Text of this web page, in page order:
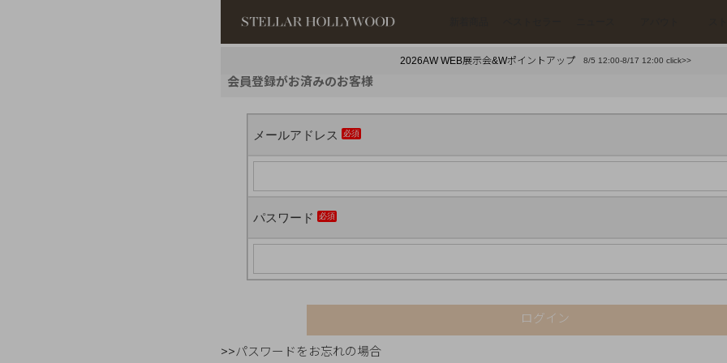
#¥10,000以下プチプラアクセ
#スタッフイチ押し（通勤パールアクセ） ＃写真映えアクセ
2026AW WEB展示会&Wポイントアップ 8/5 12:00-8/17 12:00 click>>
会員登録がお済みのお客様
メールアドレス
パスワード
ログイン
>>パスワードをお忘れの場合